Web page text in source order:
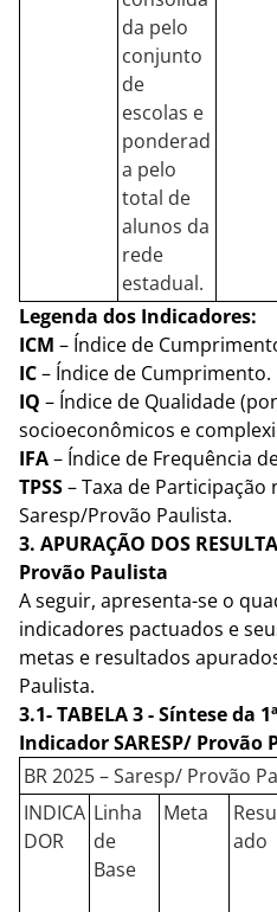
da pelo
conjunto
de
escolas e
ponderad
a pelo
total de
alunos da
rede
estadual.
Legenda dos Indicadores:
ICM – Índice de
IC– Índice de Cumprimento.
IQ – Índice de Qualidade
socioeconômicos e
IFA– Índice de Frequência
TPSS– Taxa de Participação
Saresp/Provão Paulista.
3. APURAÇÃO DOS
Provão Paulista
A seguir, apresenta-se o
indicadores pactuados e
metas e resultados
Paulista.
3.1- TABELA 3 - Síntese da
Indicador SARESP/ Provão
BR 2025 – Saresp/ Provão
INDICA
DOR
Linha
de
Base
Meta
ado